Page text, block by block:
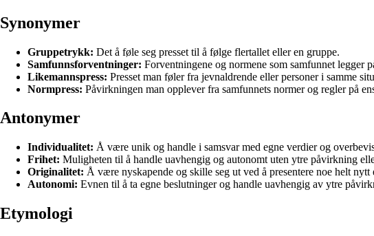
Synonymer
Gruppetrykk: Det å føle seg presset til å følge flertallet eller en gruppe.
Samfunnsforventninger: Forventningene og normene som samfunnet legger
Likemannspress: Presset man føler fra jevnaldrende eller personer i samme
Normpress: Påvirkningen man opplever fra samfunnets normer og regler på
Antonymer
Individualitet: Å være unik og handle i samsvar med egne verdier og
Frihet: Muligheten til å handle uavhengig og autonomt uten ytre påvirkning
Originalitet: Å være nyskapende og skille seg ut ved å presentere noe helt nytt
Autonomi: Evnen til å ta egne beslutninger og handle uavhengig av ytre
Etymologi